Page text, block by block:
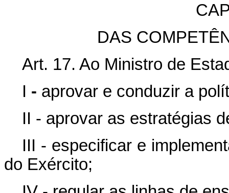
DAS
Art. 17. Ao Ministro de
I - aprovar e conduzir a
II - aprovar as estratégias
III - especificar e
do Exército;